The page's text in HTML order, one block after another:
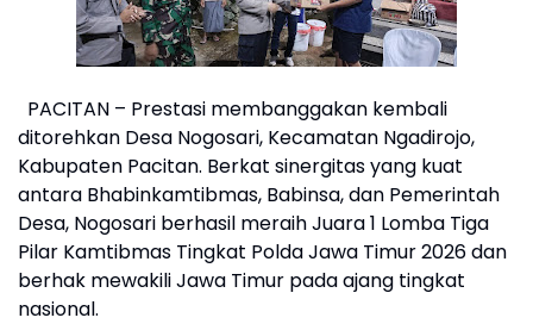
PACITAN – Prestasi membanggakan kembali
ditorehkan Desa Nogosari, Kecamatan Ngadirojo,
Kabupaten Pacitan. Berkat sinergitas yang kuat
antara Bhabinkamtibmas, Babinsa, dan Pemerintah
Desa, Nogosari berhasil meraih Juara 1 Lomba Tiga
Pilar Kamtibmas Tingkat Polda Jawa Timur 2026 dan
berhak mewakili Jawa Timur pada ajang tingkat
nasional.